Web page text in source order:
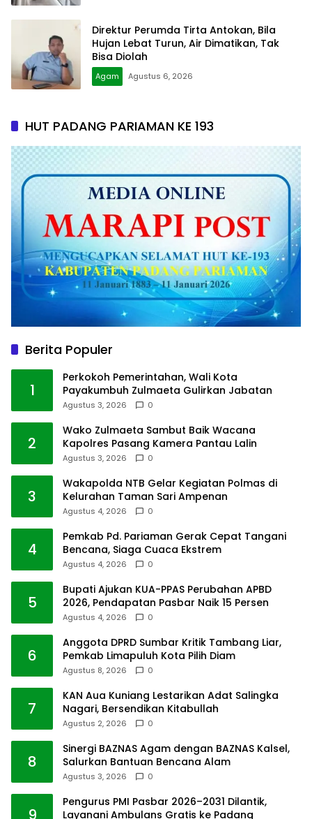
Direktur Perumda Tirta Antokan, Bila
Hujan Lebat Turun, Air Dimatikan, Tak
Bisa Diolah
Agam Agustus 6, 2026
HUT PADANG PARIAMAN KE 193
Berita Populer
1
Perkokoh Pemerintahan, Wali Kota
Payakumbuh Zulmaeta Gulirkan Jabatan
Agustus 3, 2026 0
2
Wako Zulmaeta Sambut Baik Wacana
Kapolres Pasang Kamera Pantau Lalin
Agustus 3, 2026 0
3
Wakapolda NTB Gelar Kegiatan Polmas di
Kelurahan Taman Sari Ampenan
Agustus 4, 2026 0
4
Pemkab Pd. Pariaman Gerak Cepat Tangani
Bencana, Siaga Cuaca Ekstrem
Agustus 4, 2026 0
5
Bupati Ajukan KUA-PPAS Perubahan APBD
2026, Pendapatan Pasbar Naik 15 Persen
Agustus 4, 2026 0
6
Anggota DPRD Sumbar Kritik Tambang Liar,
Pemkab Limapuluh Kota Pilih Diam
Agustus 8, 2026 0
7
KAN Aua Kuniang Lestarikan Adat Salingka
Nagari, Bersendikan Kitabullah
Agustus 2, 2026 0
8
Sinergi BAZNAS Agam dengan BAZNAS Kalsel,
Salurkan Bantuan Bencana Alam
Agustus 3, 2026 0
9
Pengurus PMI Pasbar 2026–2031 Dilantik,
Layanani Ambulans Gratis ke Padang